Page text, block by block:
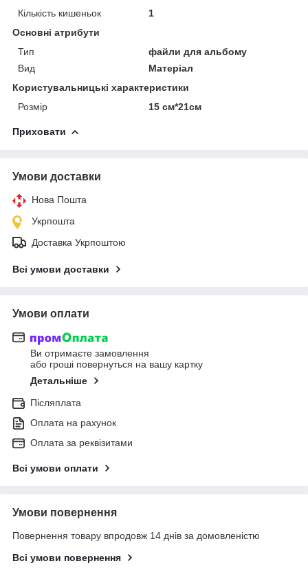
Кількість кишеньок
1
Основні атрибути
Тип
файли для альбому
Вид
Матеріал
Користувальницькі характеристики
Розмір
15 см*21см
Приховати
Умови доставки
Нова Пошта
Укрпошта
Доставка Укрпоштою
Всі умови доставки
Умови оплати
Ви отримаєте замовлення
або гроші повернуться на вашу картку
Детальніше
Післяплата
Оплата на рахунок
Оплата за реквізитами
Всі умови оплати
Умови повернення
Повернення товару впродовж 14 днів за домовленістю
Всі умови повернення